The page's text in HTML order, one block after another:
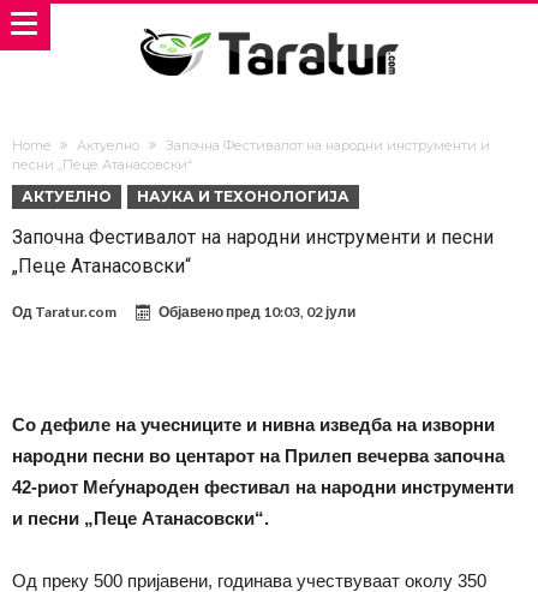
Home Актуелно
Започна Фестивалот на народни инструменти и
песни „Пеце Атанасовски“
АКТУЕЛНО НАУКА И ТЕХОНОЛОГИЈА
Започна Фестивалот на народни инструменти и песни
„Пеце Атанасовски“
Од Taratur.com Објавено пред 10:03, 02 јули
Со дефиле на учесниците и нивна изведба на изворни
народни песни во центарот на Прилеп вечерва започна
42-риот Меѓународен фестивал на народни инструменти
и песни „Пеце Атанасовски“.
Од преку 500 пријавени, годинава учествуваат околу 350